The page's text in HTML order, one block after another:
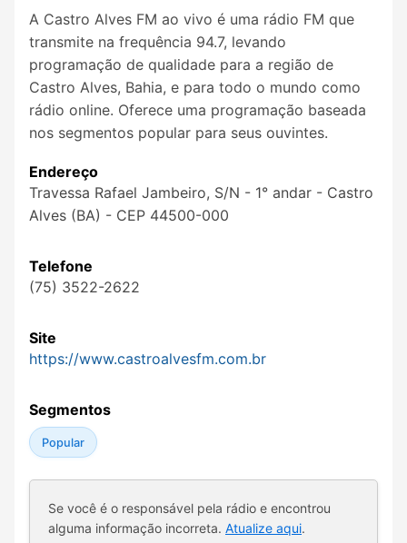
A Castro Alves FM ao vivo é uma rádio FM que
transmite na frequência 94.7, levando
programação de qualidade para a região de
Castro Alves, Bahia, e para todo o mundo como
rádio online. Oferece uma programação baseada
nos segmentos popular para seus ouvintes.
Endereço
Travessa Rafael Jambeiro, S/N - 1° andar - Castro
Alves (BA) - CEP 44500-000
Telefone
(75) 3522-2622
Site
https://www.castroalvesfm.com.br
Segmentos
Popular
Se você é o responsável pela rádio e encontrou
alguma informação incorreta. Atualize aqui.